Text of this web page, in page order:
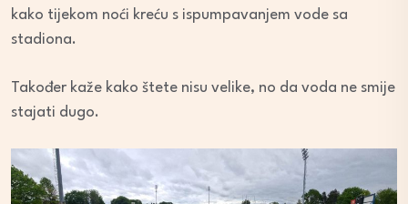
kako tijekom noći kreću s ispumpavanjem vode sa
stadiona.
Također kaže kako štete nisu velike, no da voda ne smije
stajati dugo.